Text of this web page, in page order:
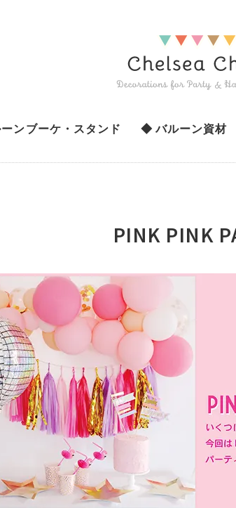
ンブーケ・スタンド ◆ バルーン資材
PINK PINK